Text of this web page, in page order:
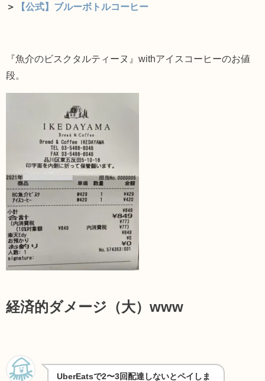
＞ 【公式】ブルーボトルコーヒー
『魚介のビスクタルティーヌ』withアイスコーヒーのお値
段。
経済的ダメージ（大）www
UberEatsで2〜3回配達しないとペイしま